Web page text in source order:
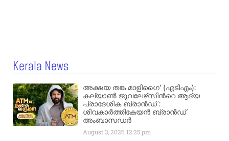
Kerala News
അക്ഷയ തങ്ക മാളിഗൈ’ (എടിഎം):
കല്യാണ്‍ ജുവലേഴ്‌സിന്‍റെ ആദ്യ
പ്രാദേശിക ബ്രാന്‍ഡ് :
ശിവകാര്‍ത്തികേയന്‍ ബ്രാന്‍ഡ്
അംബാസഡര്‍
August 3, 2026 12:25 pm